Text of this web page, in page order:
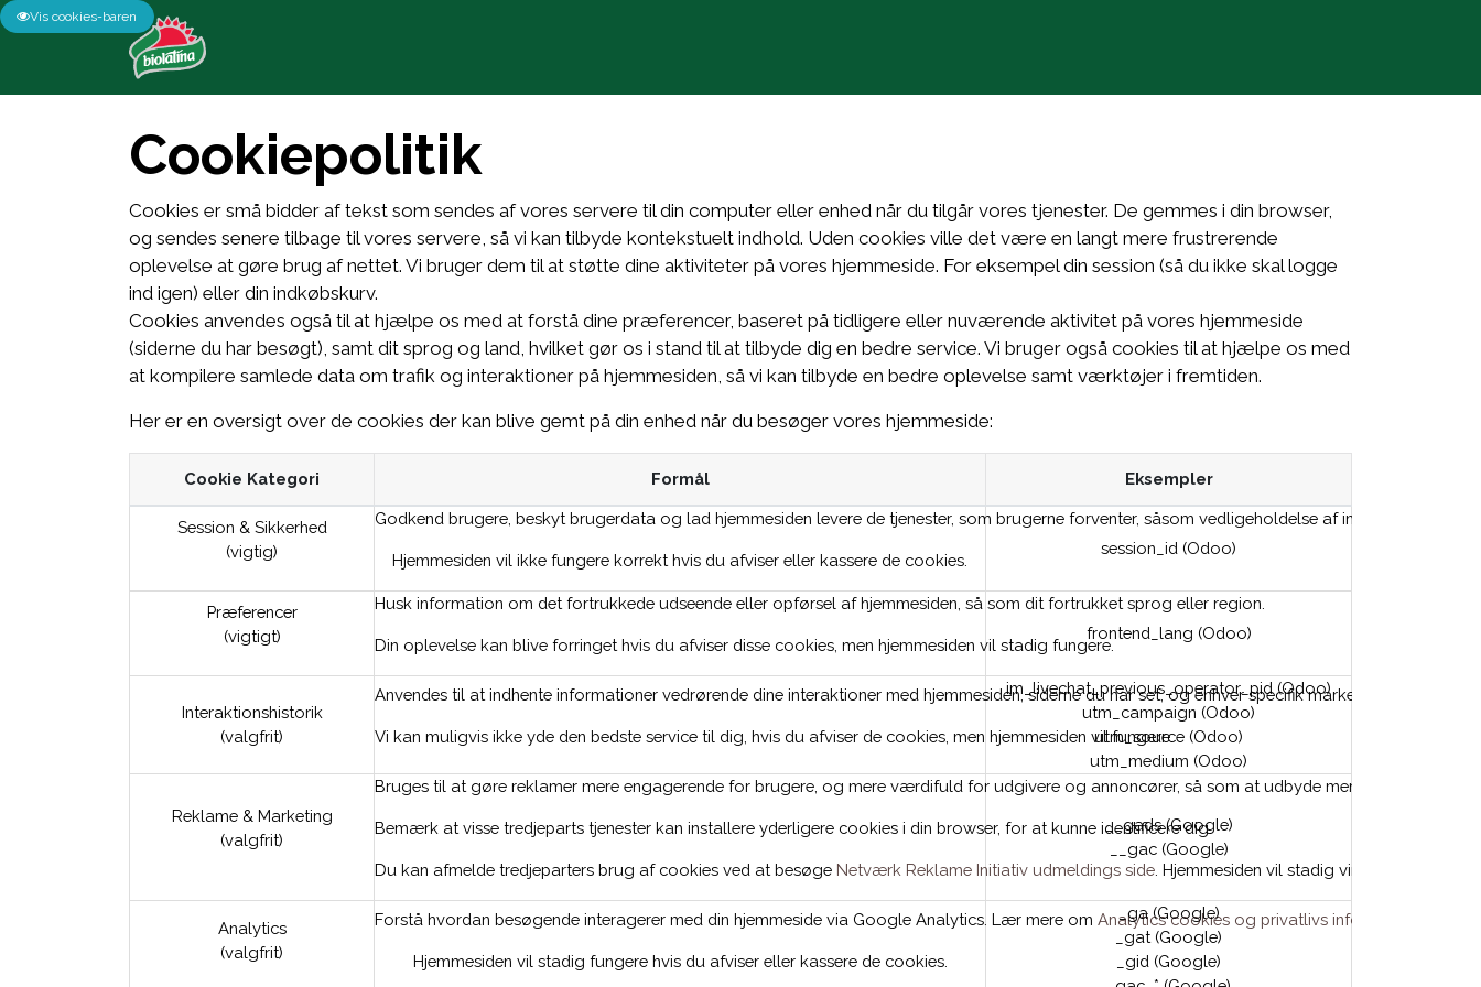
Cookiepolitik
Cookies er små bidder af tekst som sendes af vores servere til din computer eller enhed når du tilgår vores tjenester. De gemmes i din browser,
og sendes senere tilbage til vores servere, så vi kan tilbyde kontekstuelt indhold. Uden cookies ville det være en langt mere frustrerende
oplevelse at gøre brug af nettet. Vi bruger dem til at støtte dine aktiviteter på vores hjemmeside. For eksempel din session (så du ikke skal logge
ind igen) eller din indkøbskurv.
Cookies anvendes også til at hjælpe os med at forstå dine præferencer, baseret på tidligere eller nuværende aktivitet på vores hjemmeside
(siderne du har besøgt), samt dit sprog og land, hvilket gør os i stand til at tilbyde dig en bedre service. Vi bruger også cookies til at hjælpe os med
at kompilere samlede data om trafik og interaktioner på hjemmesiden, så vi kan tilbyde en bedre oplevelse samt værktøjer i fremtiden.
Her er en oversigt over de cookies der kan blive gemt på din enhed når du besøger vores hjemmeside:
Cookie Kategori Formål Eksempler
Session & Sikkerhed
(vigtig)
Godkend brugere, beskyt brugerdata og lad hjemmesiden levere de tjenester, som brugerne forventer, såsom vedligeholdelse af indholdet af
Hjemmesiden vil ikke fungere korrekt hvis du afviser eller kassere de cookies.
session_id (Odoo)
Præferencer
(vigtigt)
Husk information om det fortrukkede udseende eller opførsel af hjemmesiden, så som dit fortrukket sprog eller region.
Din oplevelse kan blive forringet hvis du afviser disse cookies, men hjemmesiden vil stadig fungere.
frontend_lang (Odoo)
Interaktionshistorik
(valgfrit)
Anvendes til at indhente informationer vedrørende dine interaktioner med hjemmesiden, siderne du har set, og enhver specifik marketing kampagne
Vi kan muligvis ikke yde den bedste service til dig, hvis du afviser de cookies, men hjemmesiden vil fungere.
im_livechat_previous_operator_pid (Odoo)
utm_campaign (Odoo)
utm_source (Odoo)
utm_medium (Odoo)
Reklame & Marketing
(valgfrit)
Bruges til at gøre reklamer mere engagerende for brugere, og mere værdifuld for udgivere og annoncører, så som at udbyde mere relevante
Bemærk at visse tredjeparts tjenester kan installere yderligere cookies i din browser, for at kunne identificere dig.
Du kan afmelde tredjeparters brug af cookies ved at besøge Netværk Reklame Initiativ udmeldings side . Hjemmesiden vil stadig virke hvis du
__gads (Google)
__gac (Google)
Analytics
(valgfrit)
Forstå hvordan besøgende interagerer med din hjemmeside via Google Analytics. Lær mere om Analytics cookies og privatlivs informationer.
Hjemmesiden vil stadig fungere hvis du afviser eller kassere de cookies.
_ga (Google)
_gat (Google)
_gid (Google)
Vis cookies-baren